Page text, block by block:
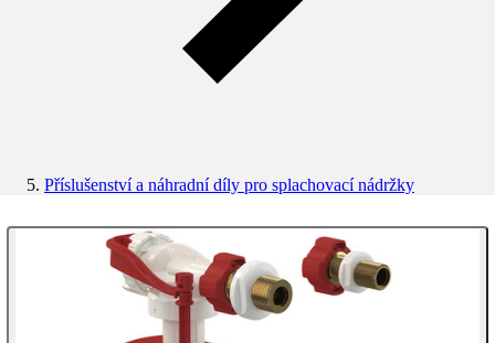
Příslušenství a náhradní díly pro splachovací nádržky